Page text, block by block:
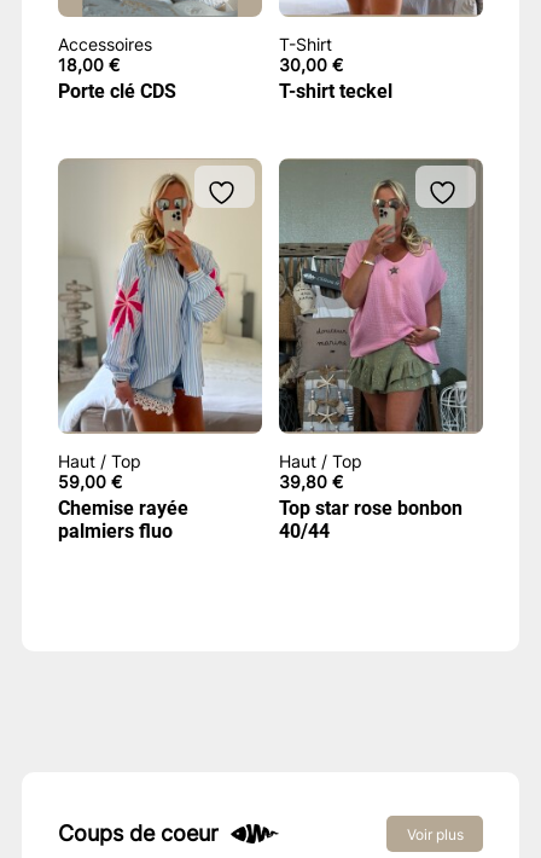
Accessoires
18,00 €
Porte clé CDS
T-Shirt
30,00€
T-shirt teckel
Haut / Top
59,00 €
Chemise rayée
palmiers fluo
Haut / Top
39,80€
Top star rose bonbon
40/44
Coups de coeur Voir plus